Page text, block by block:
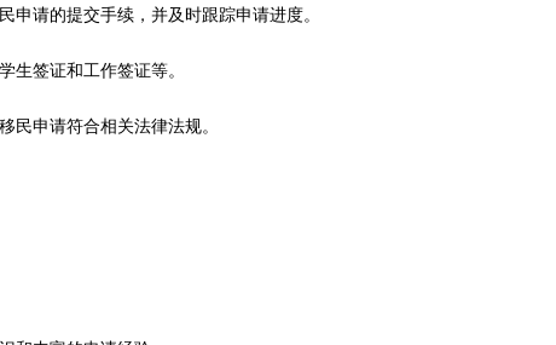
请的提交手续，并及时跟踪申请进度。
生签证和工作签证等。
民申请符合相关法律法规。